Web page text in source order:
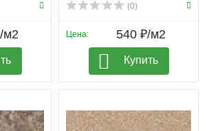
м2
(0)
Цена: 540 ₽/м2
Купить